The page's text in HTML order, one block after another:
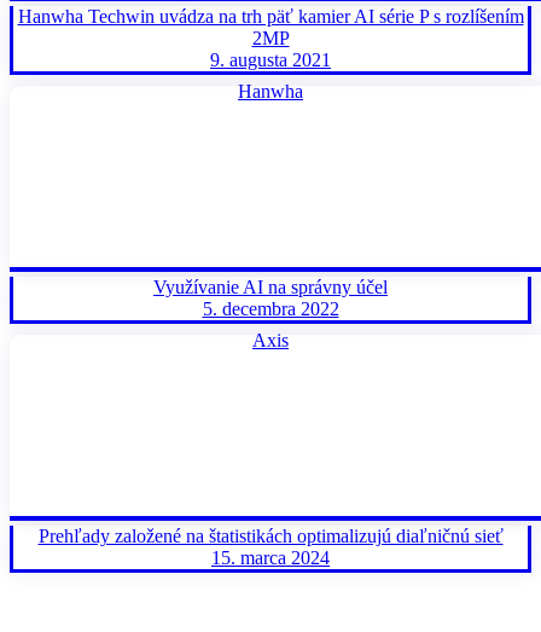
Hanwha Techwin uvádza na trh päť kamier AI série P s rozlíšením
2MP
9. augusta 2021
Hanwha
Využívanie AI na správny účel
5. decembra 2022
Axis
Prehľady založené na štatistikách optimalizujú diaľničnú sieť
15. marca 2024